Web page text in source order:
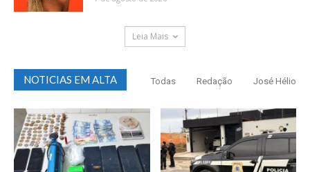
Leia Mais
NOTICIAS EM ALTA Todas Redação José Hélio